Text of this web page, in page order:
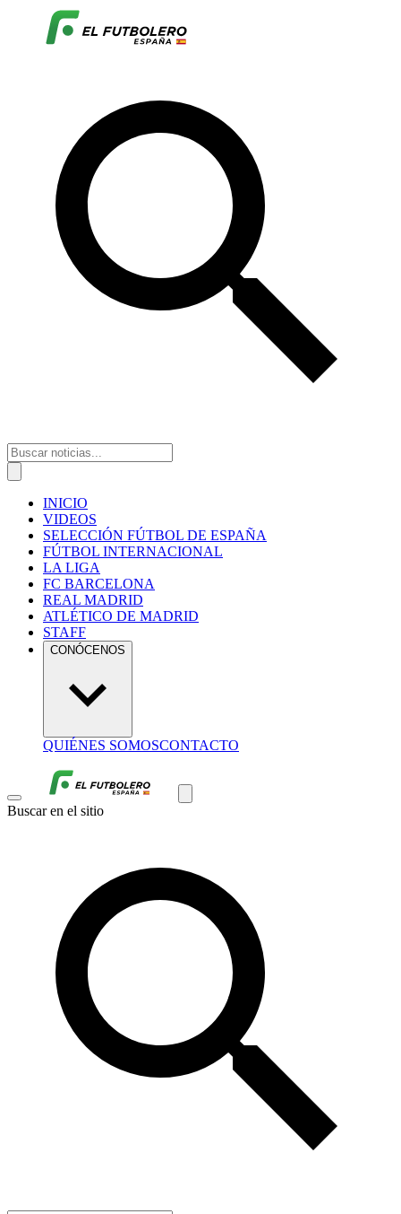
INICIO
VIDEOS
SELECCIÓN FÚTBOL DE ESPAÑA
FÚTBOL INTERNACIONAL
LA LIGA
FC BARCELONA
REAL MADRID
ATLÉTICO DE MADRID
STAFF
CONÓCENOS
QUIÉNES SOMOSCONTACTO
Buscar en el sitio